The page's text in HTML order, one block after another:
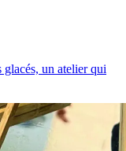
un atelier qui